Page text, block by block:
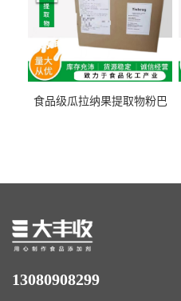
食品级瓜拉纳果提取物粉巴
13080908299